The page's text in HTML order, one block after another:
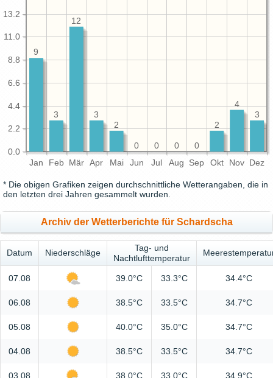
Jan Feb Mär Apr Mai Jun Jul Aug Sep Okt Nov Dez
0.0
2.2
4.4
6.6
8.8
11.0
13.2
3
4
2
0
0
0
0
2
3
12
3
9
* Die obigen Grafiken zeigen durchschnittliche Wetterangaben, die in
den letzten drei Jahren gesammelt wurden.
Archiv der Wetterberichte für Schardscha
Datum Niederschläge
Tag- und
Nachtlufttemperatur
07.08 39.0°C 33.3°C 34.4°C
06.08 38.5°C 33.5°C 34.7°C
05.08 40.0°C 35.0°C 34.7°C
04.08 38.5°C 33.5°C 34.7°C
03.08 38.0°C 33.0°C 34.9°C